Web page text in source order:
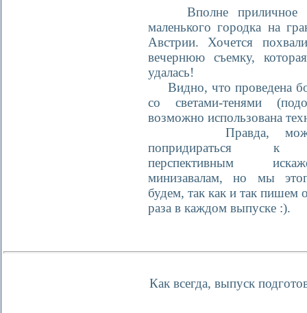
Вполне приличное
маленького городка на
Австрии. Хочется
вечернюю съемку,
удалась!
Видно, что проведена
со светами-тенями
возможно использована
Правда, можно
попридираться к
перспективным
минизавалам, но мы
будем, так как и так пишем
раза в каждом выпуске :).
Как всегда, выпуск